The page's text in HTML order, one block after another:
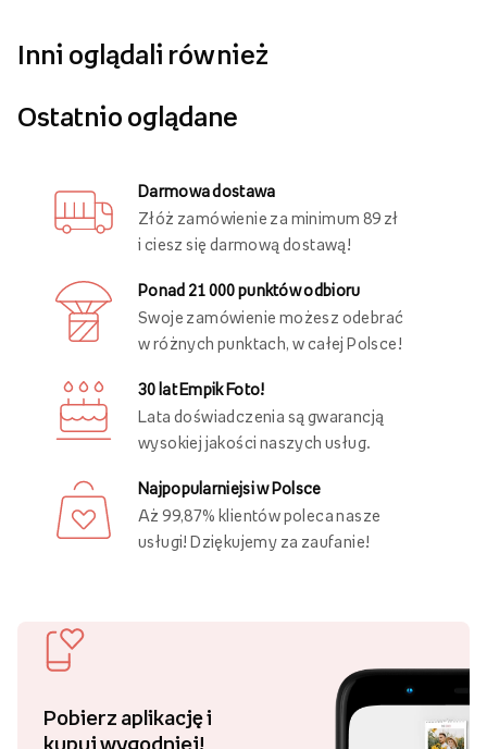
Inni oglądali również
Ostatnio oglądane
Darmowa dostawa
Złóż zamówienie za minimum 89 zł
Lata doświadczenia są gwarancją